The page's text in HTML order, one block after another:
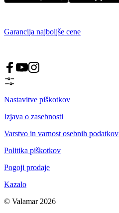
Garancija najboljše cene
Nastavitve piškotkov
Izjava o zasebnosti
Varstvo in varnost osebnih podatkov
Politika piškotkov
Pogoji prodaje
Kazalo
© Valamar 2026